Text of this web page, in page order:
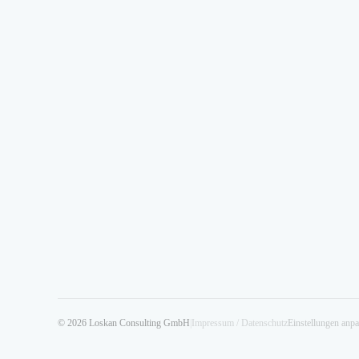
© 2026 Loskan Consulting GmbH Impressum / DatenschutzEinstellungen